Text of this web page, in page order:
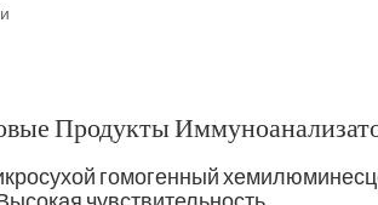
Продукты
гомогенный